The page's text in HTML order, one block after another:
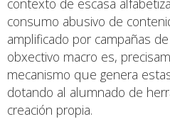
consumo abusivo de
amplificado por campañas
obxectivo macro es,
mecanismo que genera
dotando al alumnado de
creación propia.